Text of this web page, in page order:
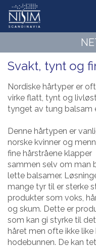
Svakt, tynt og
Nordiske hårtyper er
virke flatt, tynt og
tynget av tung balsam
Denne hårtypen er
norske kvinner og
fine hårstråene klapper
sammen selv om man
lette balsamer.
mange tyr til er sterke
produkter som voks,
og skum. Dette er
som kan gi styrke til
håret men ofte ikke like
hodebunnen. De kan